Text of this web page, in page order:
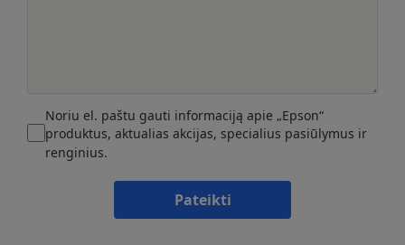
Noriu el. paštu gauti informaciją apie „Epson“
produktus, aktualias akcijas, specialius pasiūlymus ir
renginius.
Pateikti